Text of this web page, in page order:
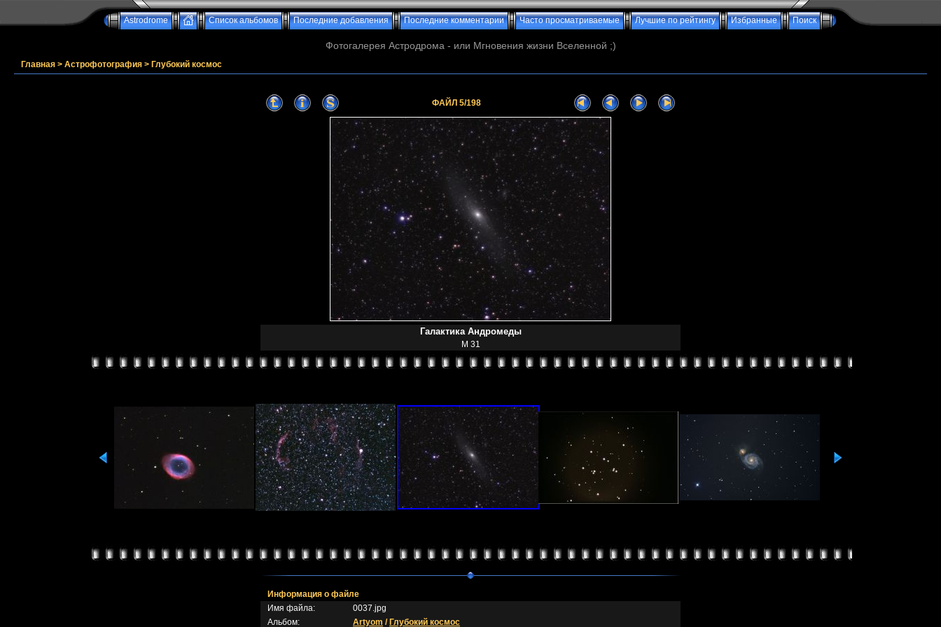
Astrodrome Список альбомов Последние добавления Последние комментарии Часто просматриваемые Лучшие по рейтингу Избранные Поиск
Фотогалерея Астродрома - или Мгновения жизни Вселенной ;)
Главная > Астрофотография > Глубокий космос
ФАЙЛ 5/198
Галактика Андромеды
M 31
Информация о файле
Имя файла:
0037.jpg
Альбом:
Artyom / Глубокий космос